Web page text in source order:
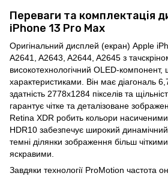
Переваги та комплектація
iPhone 13 Pro Max
Оригінальний дисплей (екран) Apple
A2641, A2643, A2644, A2645 з
високотехнологічний OLED-
характеристиками. Він має діагональ
здатність 2778x1284 пікселів та
гарантує чітке та деталізоване
Retina XDR робить кольори
HDR10 забезпечує широкий
темні ділянки зображення більш
яскравими.
Завдяки технології ProMotion частота